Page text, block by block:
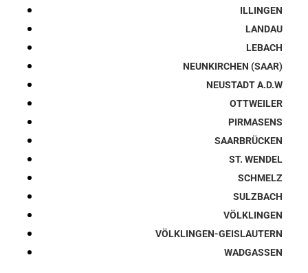
ILLINGEN
LANDAU
LEBACH
NEUNKIRCHEN (SAAR)
NEUSTADT A.D.W
OTTWEILER
PIRMASENS
SAARBRÜCKEN
ST. WENDEL
SCHMELZ
SULZBACH
VÖLKLINGEN
VÖLKLINGEN-GEISLAUTERN
WADGASSEN